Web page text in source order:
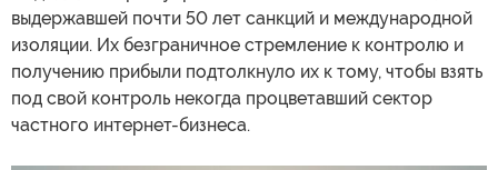
выдержавшей почти 50 лет санкций и международной
изоляции. Их безграничное стремление к контролю и
получению прибыли подтолкнуло их к тому, чтобы взять
под свой контроль некогда процветавший сектор
частного интернет-бизнеса.